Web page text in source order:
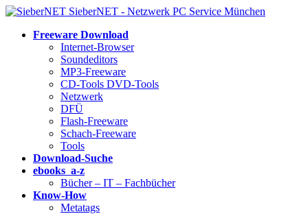
SieberNET - Netzwerk PC Service München
Freeware Download
Internet-Browser
Soundeditors
MP3-Freeware
CD-Tools DVD-Tools
Netzwerk
DFÜ
Flash-Freeware
Schach-Freeware
Tools
Download-Suche
ebooks a-z
Bücher – IT – Fachbücher
Know-How
Metatags